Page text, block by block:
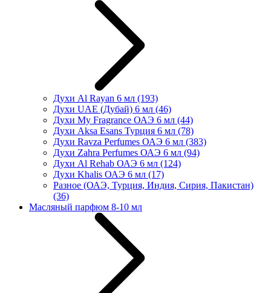
Духи Al Rayan 6 мл (193)
Духи UAE (Дубай) 6 мл (46)
Духи My Fragrance ОАЭ 6 мл (44)
Духи Aksa Esans Турция 6 мл (78)
Духи Ravza Perfumes ОАЭ 6 мл (383)
Духи Zahra Perfumes ОАЭ 6 мл (94)
Духи Al Rehab ОАЭ 6 мл (124)
Духи Khalis ОАЭ 6 мл (17)
Разное (ОАЭ, Турция, Индия, Сирия, Пакистан)
(36)
Масляный парфюм 8-10 мл